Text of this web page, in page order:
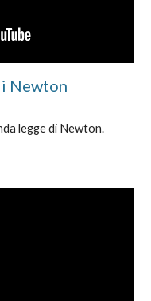
Newton
legge di Newton.